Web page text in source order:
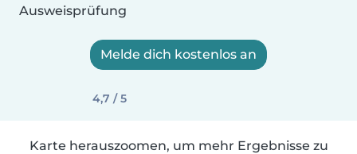
Ausweisprüfung
Melde dich kostenlos an
4,7 / 5
Karte herauszoomen, um mehr Ergebnisse zu